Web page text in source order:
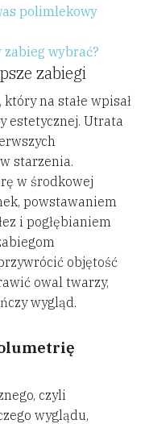
polimlekowy
wybrać?
zabiegi
który na stałe wpisał
estetycznej. Utrata
starzenia.
w środkowej
powstawaniem
i pogłębianiem
objętość
owal twarzy,
wygląd.
czyli
wyglądu,